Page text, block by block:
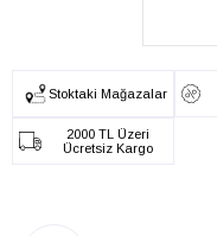
Stoktaki Mağazalar
2000 TL Üzeri
Ücretsiz Kargo